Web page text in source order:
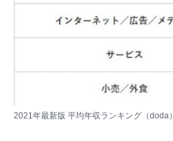
2021年最新版 平均年収ランキング（doda）